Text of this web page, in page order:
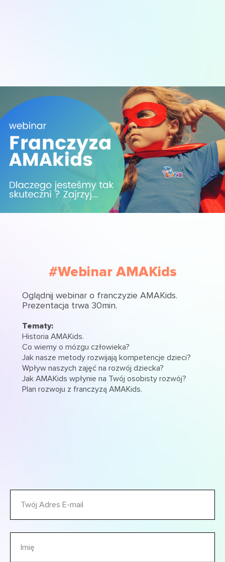
#Webinar AMAKids
Oglądnij webinar o franczyzie AMAKids.
Prezentacja trwa 30min.
Tematy:
Historia AMAKids.
Co wiemy o mózgu człowieka?
Jak nasze metody rozwijają kompetencje dzieci?
Wpływ naszych zajęć na rozwój dziecka?
Jak AMAKids wpłynie na Twój osobisty rozwój?
Plan rozwoju z franczyzą AMAKids.